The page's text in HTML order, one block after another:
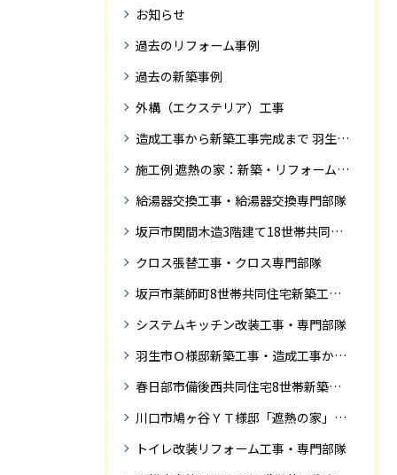
お知らせ
過去のリフォーム事例
過去の新築事例
外構（エクステリア）工事
造成工事から新築工事完成まで 羽生市Ｓ様邸新築工事・
施工例 遮熱の家：新築・リフォーム ドローンにて空撮
給湯器交換工事・給湯器交換専門部隊
坂戸市関間木造3階建て18世帯共同住宅の完成迄紹介
クロス張替工事・クロス専門部隊
坂戸市薬師町8世帯共同住宅新築工事完成迄の紹介です
システムキッチン改装工事・専門部隊
羽生市Ｏ様邸新築工事・造成工事から住宅完成までの紹介
春日部市備後西共同住宅8世帯新築工事完成迄の紹介です。
川口市鳩ヶ谷ＹＴ様邸「遮熱の家」工事状況
トイレ改装リフォーム工事・専門部隊